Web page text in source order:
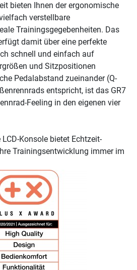
bieten Ihnen der ergonomische
verstellbare
Trainingsgegebenheiten. Das
damit über eine perfekte
schnell und einfach auf
und Sitzpositionen
Pedalabstand zueinander (Q-
entspricht, ist das GR7
Feeling in den eigenen vier
Konsole bietet Echtzeit-
Trainingsentwicklung immer im